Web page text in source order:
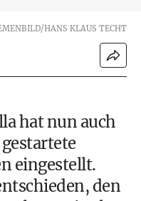
HANS KLAUS TECHT
hat nun auch
eingestellt.
den